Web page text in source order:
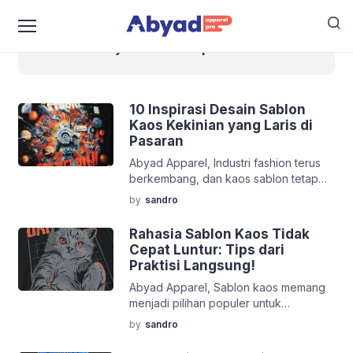
10 Inspirasi Desain Sablon
Kaos Kekinian yang Laris di
Pasaran
Abyad Apparel, Industri fashion terus
berkembang, dan kaos sablon tetap
menjadi salah satu produk favorit
konsumen dari berbagai usia. Selain
karena nyaman dipakai, kaos sablon
juga jadi media ekspresi diri yang
paling fleksibel. Namun, dengan begitu
banyaknya desain di pasaran, kamu
butuh sesuatu yang unik, kekinian, dan
relevan agar produk kaosmu laris
dijual. Berdasarkan pengamatan […]
by sandro
Rahasia Sablon Kaos Tidak
Cepat Luntur: Tips dari
Praktisi Langsung!
Abyad Apparel, Sablon kaos memang
menjadi pilihan populer untuk
kebutuhan fashion, merchandise,
hingga seragam komunitas. Namun,
sering kali kita mendengar keluhan
by sandro